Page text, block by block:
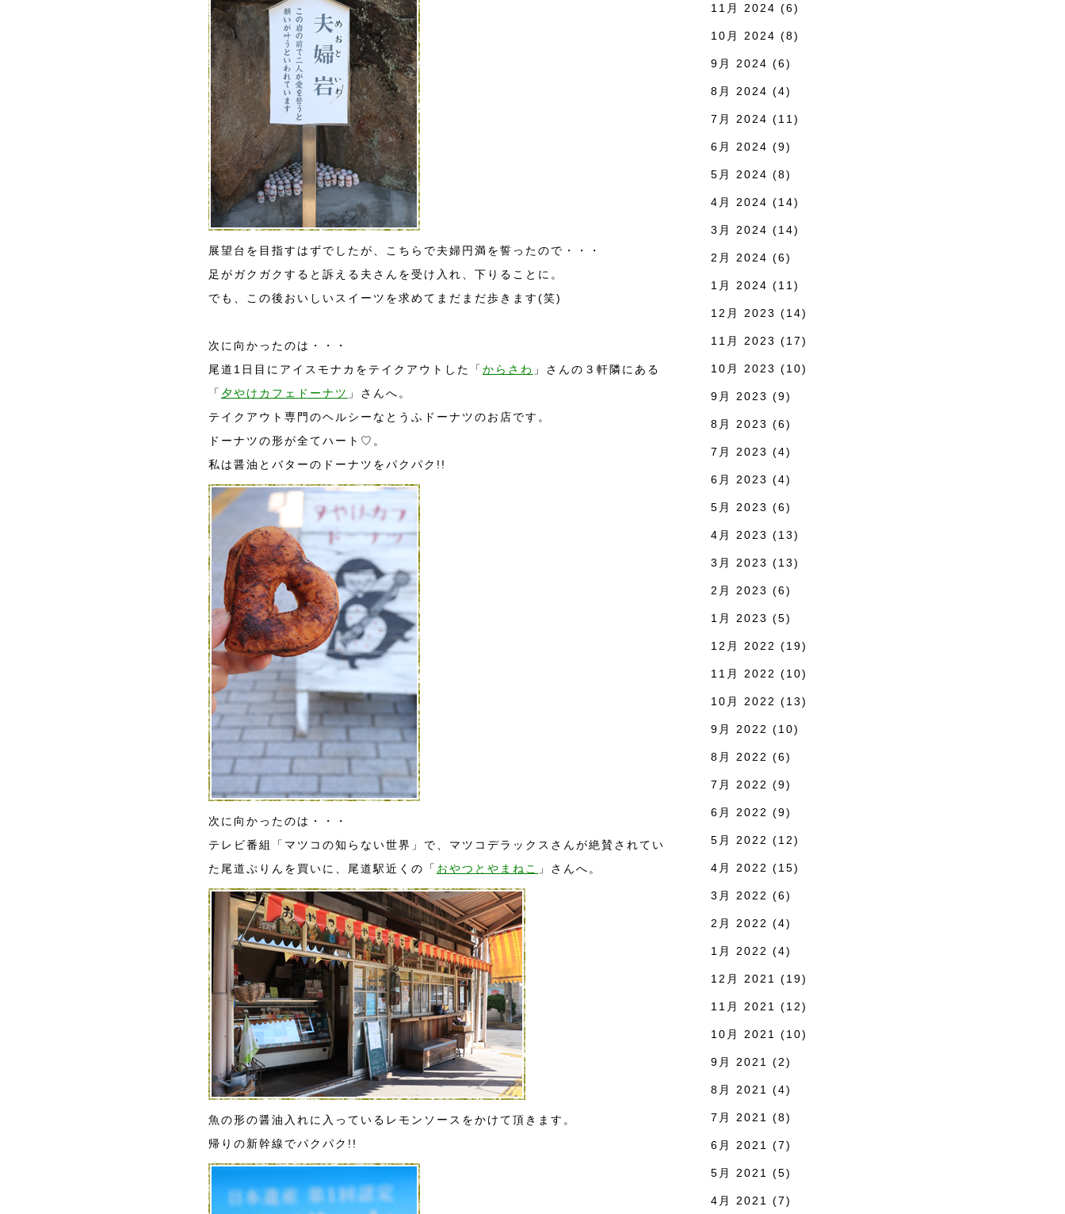
展望台を目指すはずでしたが、こちらで夫婦円満を誓ったので・・・
足がガクガクすると訴える夫さんを受け入れ、下りることに。
でも、この後おいしいスイーツを求めてまだまだ歩きます(笑)
次に向かったのは・・・
尾道1日目にアイスモナカをテイクアウトした「 からさわ 」さんの３軒隣にある
「 夕やけカフェドーナツ 」さんへ。
テイクアウト専門のヘルシーなとうふドーナツのお店です。
ドーナツの形が全てハート♡。
私は醤油とバターのドーナツをパクパク!!
次に向かったのは・・・
テレビ番組「マツコの知らない世界」で、マツコデラックスさんが絶賛されてい
た尾道ぷりんを買いに、尾道駅近くの「 おやつとやまねこ 」さんへ。
魚の形の醤油入れに入っているレモンソースをかけて頂きます。
帰りの新幹線でパクパク!!
11月 2024 (6)
10月 2024 (8)
9月 2024 (6)
8月 2024 (4)
7月 2024 (11)
6月 2024 (9)
5月 2024 (8)
4月 2024 (14)
3月 2024 (14)
2月 2024 (6)
1月 2024 (11)
12月 2023 (14)
11月 2023 (17)
10月 2023 (10)
9月 2023 (9)
8月 2023 (6)
7月 2023 (4)
6月 2023 (4)
5月 2023 (6)
4月 2023 (13)
3月 2023 (13)
2月 2023 (6)
1月 2023 (5)
12月 2022 (19)
11月 2022 (10)
10月 2022 (13)
9月 2022 (10)
8月 2022 (6)
7月 2022 (9)
6月 2022 (9)
5月 2022 (12)
4月 2022 (15)
3月 2022 (6)
2月 2022 (4)
1月 2022 (4)
12月 2021 (19)
11月 2021 (12)
10月 2021 (10)
9月 2021 (2)
8月 2021 (4)
7月 2021 (8)
6月 2021 (7)
5月 2021 (5)
4月 2021 (7)